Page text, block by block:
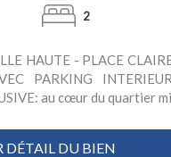
2
HAUTE - PLACE
PARKING
au cœur du quartier
DÉTAIL DU BIEN